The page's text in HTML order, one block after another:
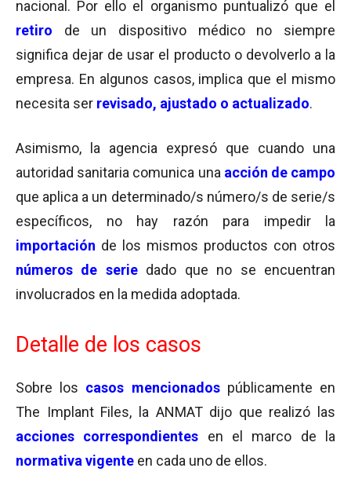
nacional. Por ello el organismo puntualizó que el
retiro de un dispositivo médico no siempre
significa dejar de usar el producto o devolverlo a la
empresa. En algunos casos, implica que el mismo
necesita ser revisado, ajustado o actualizado.
Asimismo, la agencia expresó que cuando una
autoridad sanitaria comunica una acción de campo
que aplica a un determinado/s número/s de serie/s
específicos, no hay razón para impedir la
importación de los mismos productos con otros
números de serie dado que no se encuentran
involucrados en la medida adoptada.
Detalle de los casos
Sobre los casos mencionados públicamente en
The Implant Files, la ANMAT dijo que realizó las
acciones correspondientes
en el marco de la
normativa vigente en cada uno de ellos.